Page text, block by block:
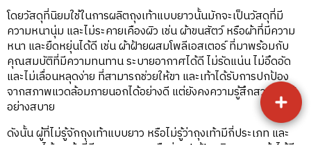
โดยวัสดุที่นิยมใช้ในการผลิตถุงเท้าแบบยาวนั้นมักจะเป็นวัสดุที่มี
ความหนานุ่ม และไม่ระคายเคืองผิว เช่น ผ้าขนสัตว์ หรือผ้าที่มีความ
หนา และยืดหยุ่นได้ดี เช่น ผ้าฝ้ายผสมโพลีเอสเตอร์ ที่มาพร้อมกับ
คุณสมบัติที่มีความทนทาน ระบายอากาศได้ดี ไม่รัดแน่น ไม่อึดอัด
และไม่เลื่อนหลุดง่าย ที่สามารถช่วยให้ขา และเท้าได้รับการปกป้อง
จากสภาพแวดล้อมภายนอกได้อย่างดี แต่ยังคงความรู้สึกสวมใส่ได้
อย่างสบาย
ดังนั้น ผู้ที่ไม่รู้จักถุงเท้าแบบยาว หรือไม่รู้ว่าถุงเท้ามีกี่ประเภท และ